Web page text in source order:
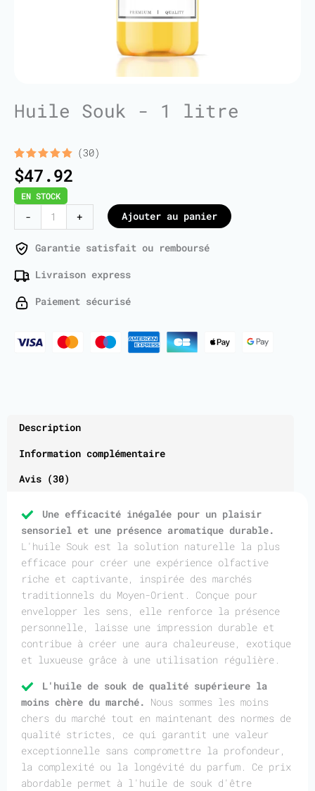
Huile Souk - 1 litre
Noté 5.00
sur 5
basé sur
30
notations
client
(30)
$47.92
EN STOCK
-
quantité
de
Souk
-
Liter
+ Ajouter au panier
Garantie satisfait ou remboursé
Livraison express
Paiement sécurisé
Description
Information complémentaire
Avis (30)
Une efficacité inégalée pour un plaisir
sensoriel et une présence aromatique durable.
L'huile Souk est la solution naturelle la plus
efficace pour créer une expérience olfactive
riche et captivante, inspirée des marchés
traditionnels du Moyen-Orient. Conçue pour
envelopper les sens, elle renforce la présence
personnelle, laisse une impression durable et
contribue à créer une aura chaleureuse, exotique
et luxueuse grâce à une utilisation régulière.
L'huile de souk de qualité supérieure la
moins chère du marché. Nous sommes les moins
chers du marché tout en maintenant des normes de
qualité strictes, ce qui garantit une valeur
exceptionnelle sans compromettre la profondeur,
la complexité ou la longévité du parfum. Ce prix
abordable permet à l'huile de souk d'être